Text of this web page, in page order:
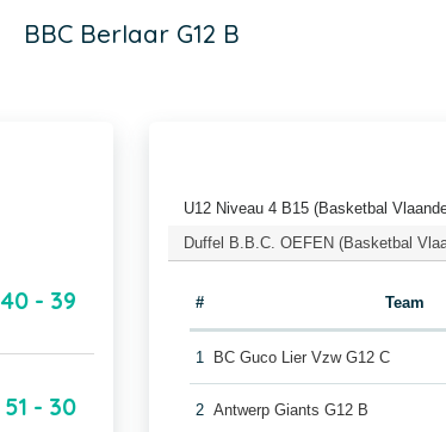
BBC Berlaar G12 B
40 - 39
51 - 30
U12 Niveau 4 B15 (Basketbal
Duffel B.B.C. OEFEN (Basketbal
# Team
1 BC Guco Lier Vzw G12 C
2 Antwerp Giants G12 B